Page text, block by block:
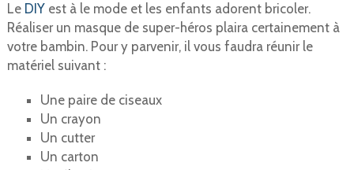
Le DIYest à le mode et les enfants adorent bricoler.
Réaliser un masque de super-héros plaira certainement à
votre bambin. Pour y parvenir, il vous faudra réunir le
matériel suivant :
Une paire de ciseaux
Un crayon
Un cutter
Un carton